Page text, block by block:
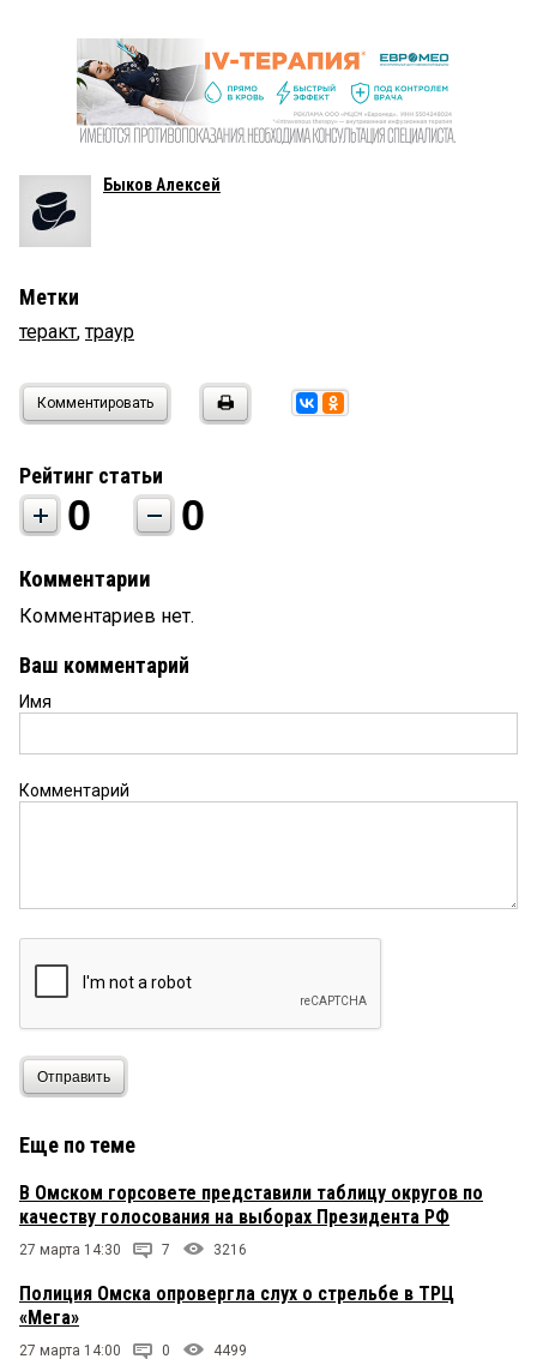
Быков Алексей
Метки
теракт,траур
Комментировать
Рейтинг статьи
0 0
Комментарии
Комментариев нет.
Ваш комментарий
Имя
Комментарий
Отправить
Еще по теме
В Омском горсовете представили таблицу округов по
качеству голосования на выборах Президента РФ
27 марта 14:30 7 3216
Полиция Омска опровергла слух о стрельбе в ТРЦ
«Мега»
27 марта 14:00 0 4499